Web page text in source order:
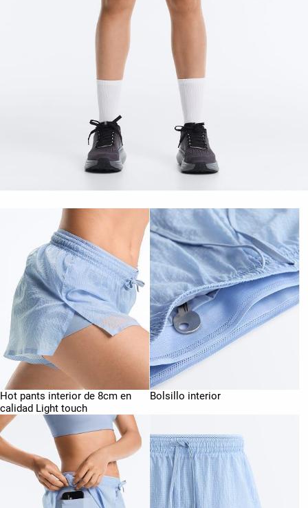
Hot pants interior de 8cm en
calidad Light touch
Bolsillo interior